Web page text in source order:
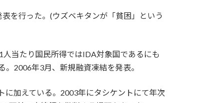
を行った。(ウズベキタンが「貧困」という
当たり国民所得ではIDA対象国であるにも
2006年3月、新規融資凍結を発表。
に加えている。2003年にタシケントにて年次